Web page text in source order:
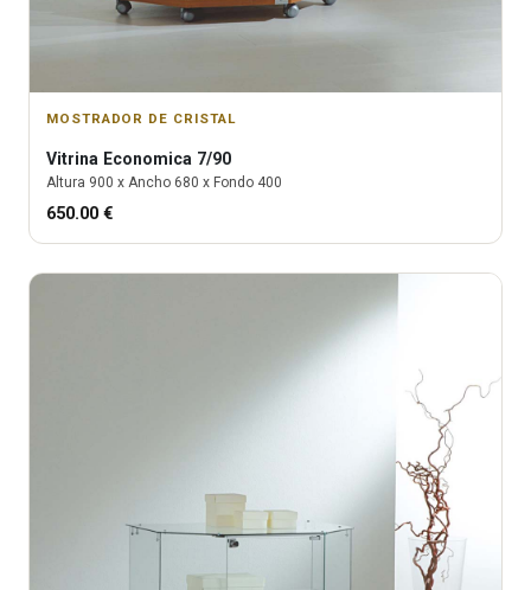
MOSTRADOR DE CRISTAL
Vitrina Economica 7/90
Altura 900 x Ancho 680 x Fondo 400
650.00 €